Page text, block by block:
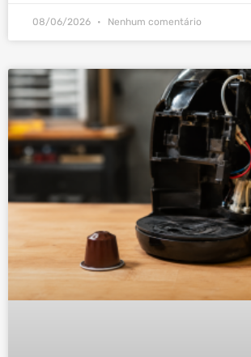
08/06/2026 Nenhum comentário